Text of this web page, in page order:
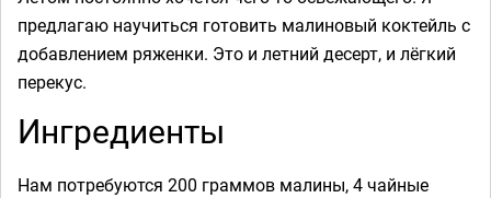
предлагаю научиться готовить малиновый коктейль с
добавлением ряженки. Это и летний десерт, и лёгкий
перекус.
Ингредиенты
Нам потребуются 200 граммов малины, 4 чайные